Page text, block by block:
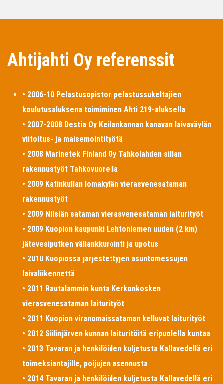
Ahtijahti Oy referenssit
• 2006-10 Pelastusopiston pelastussukeltajien
koulutusaluksena toimiminen Ahti 219-aluksella
• 2007-2008 Destia Oy Keilankannan kanavan laivaväylän
viitoitus- ja maisemointityötä
• 2008 Marinetek Finland Oy Tahkolahden sillan
rakennustyöt Tahkovuorella
• 2009 Katinkullan lomakylän vierasvenesataman
rakennustyöt
• 2009 Nilsiän sataman vierasvenesataman laiturityöt
• 2009 Kuopion kaupunki Lehtoniemen uuden (2 km)
jätevesiputken väliankkurointi ja upotus
• 2010 Kuopiossa järjestettyjen asuntomessujen
laivaliikennettä
• 2011 Rautalammin kunta Kerkonkosken
vierasvenesataman laiturityöt
• 2011 Kuopion viranomaissataman kelluvat laiturityöt
• 2012 Siilinjärven kunnan laituritöitä eripuolella kuntaa
• 2013 Tavaran ja henkilöiden kuljetusta Kallavedellä eri
toimeksiantajille, poijujen asennusta
• 2014 Tavaran ja henkilöiden kuljetusta Kallavedellä eri